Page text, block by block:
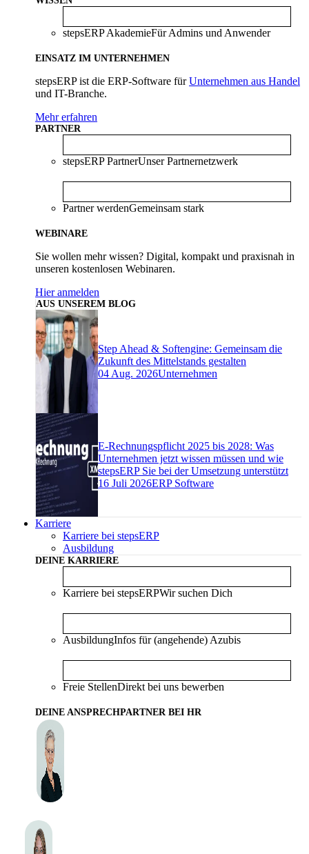
stepsERP AkademieFür Admins und Anwender
EINSATZ IM UNTERNEHMEN
stepsERP ist die ERP-Software fürUnternehmen aus Handel
und IT-Branche.
Mehr erfahren
PARTNER
stepsERP PartnerUnser Partnernetzwerk
Partner werdenGemeinsam stark
WEBINARE
Sie wollen mehr wissen? Digital, kompakt und praxisnah in
unseren kostenlosen Webinaren.
Hier anmelden
AUS UNSEREM BLOG
Step Ahead & Softengine: Gemeinsam die
Zukunft des Mittelstands gestalten
04 Aug. 2026Unternehmen
E-Rechnungspflicht 2025 bis 2028: Was
Unternehmen jetzt wissen müssen und wie
stepsERP Sie bei der Umsetzung unterstützt
16 Juli 2026ERP Software
Karriere
Karriere bei stepsERP
Ausbildung
DEINE KARRIERE
Karriere bei stepsERPWir suchen Dich
AusbildungInfos für (angehende) Azubis
Freie StellenDirekt bei uns bewerben
DEINE ANSPRECHPARTNER BEI HR